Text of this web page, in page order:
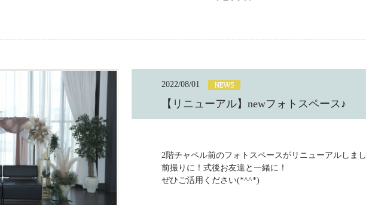
2022/08/01
【リニューアル】newフォトスペース♪
2階チャペル前のフォトスペースがリニューアルしま
前撮りに！式後お友達と一緒に！
ぜひご活用ください(*^^*)